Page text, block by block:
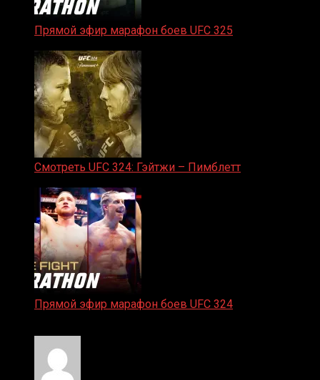
Прямой эфир марафон боев UFC 325
Смотреть UFC 324: Гэйтжи – Пимблетт
Прямой эфир марафон боев UFC 324